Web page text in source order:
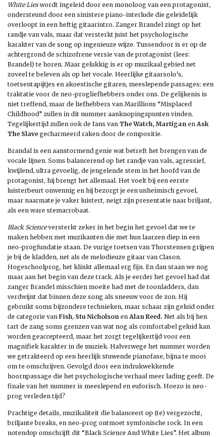
White Lieswordt ingeleid door een monoloog van een protagonist,
ondersteund door een sinistere piano-interlude die geleidelijk
overloopt in een heftig gitaarintro. Zanger Brandel zingt op het
randje van vals, maar dat versterkt juist het psychologische
karakter van de song op ingenieuze wijze. Tussendoor is er op de
achtergrond de schizofrene versie van de protagonist (lees:
Brandel) te horen. Maar gelukkig is er op muzikaal gebied net
zoveel te beleven als op het vocale. Heerlijke gitaarsolo’s,
toetsentapijtjes en akoestische gitaren, meeslepende passages: een
traktatie voor de neo-progliefhebbers onder ons. De gelijkenis is
niet treffend, maar de liefhebbers van Marillions “Misplaced
Childhood” zullen in dit nummer aanknopingspunten vinden.
Tegelijkertijd zullen ook de fans van The Watch, Martigan en Ask
The Slave gecharmeerd raken door de compositie.
Brandal is een aanstormend genie wat betreft het brengen van de
vocale lijnen. Soms balancerend op het randje van vals, agressief,
kwijlend, ultra gevoelig, de jengelende stem in het hoofd van de
protagonist, hij brengt het allemaal. Het voelt bij een eerste
luisterbeurt onwennig en hij bezorgt je een unheimisch gevoel,
maar naarmate je vaker luistert, neigt zijn presentatie naar briljant,
als een ware stemacrobaat.
Black Scienceversterkt zeker in het begin het gevoel dat we te
maken hebben met muzikanten die met hun laarzen diep in een
neo-progfundatie staan. De vurige toetsen van Thorstensen grijpen
je bij de kladden, net als de melodieuze gitaar van Clason.
Hogeschoolprog, het klinkt allemaal erg fijn. En dan staan we nog
maar aan het begin van deze track. Als je eerder het gevoel had dat
zanger Brandel misschien moeite had met de toonladders, dan
verdwijnt dat binnen deze song als sneeuw voor de zon. Hij
gebruikt soms bijzondere technieken, maar schaar zijn geluid onder
de categorie van Fish, Stu Nicholson en Alan Reed. Net als bij hen
tart de zang soms grenzen van wat nog als comfortabel geluid kan
worden geaccepteerd, maar het zorgt tegelijkertijd voor een
magnifiek karakter in de muziek. Halverwege het nummer worden
we getrakteerd op een heerlijk stuwende pianofase, bijna te mooi
om te omschrijven. Gevolgd door een indrukwekkende
hoornpassage die het psychologische verhaal meer lading geeft. De
finale van het nummer is meeslepend en euforisch. Hoezo is neo-
prog verleden tijd?
Prachtige details, muzikaliteit die balanceert op (te) vergezocht,
briljante breaks, en neo-prog ontmoet symfonische rock. In een
notendop omschrijft dit “Black Science And White Lies”. Het album